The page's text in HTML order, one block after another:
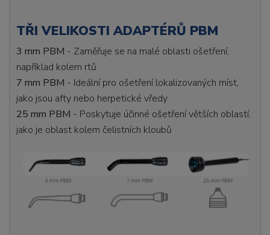
TŘI VELIKOSTI ADAPTÉRŮ PBM
3 mm PBM - Zaměřuje se na malé oblasti ošetření,
například kolem rtů
7 mm PBM - Ideální pro ošetření lokalizovaných míst,
jako jsou afty nebo herpetické vředy
25 mm PBM - Poskytuje účinné ošetření větších oblastí,
jako je oblast kolem čelistních kloubů